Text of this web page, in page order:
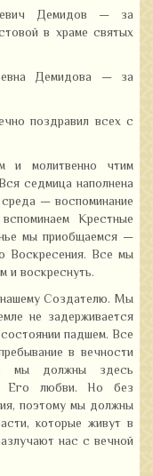
Демидов — за
в храме святых
Демидова — за
поздравил всех с
и молитвенно чтим
седмица наполнена
— воспоминание
Крестные
мы приобщаемся —
Воскресения. Все мы
и воскреснуть.
Создателю. Мы
не задерживается
падшем. Все
в вечности
мы должны здесь
Его любви. Но без
поэтому мы должны
которые живут в
нас с вечной